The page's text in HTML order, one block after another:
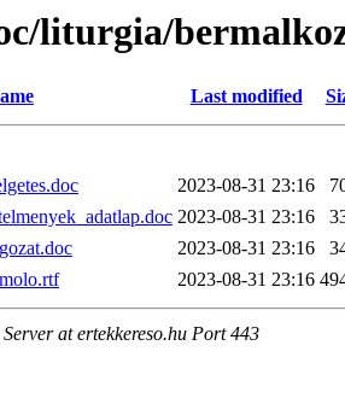
liturgia/
Last modified
2023-08-31 23:16
2023-08-31 23:16
2023-08-31 23:16
2023-08-31 23:16
at ertekkereso.hu Port 443